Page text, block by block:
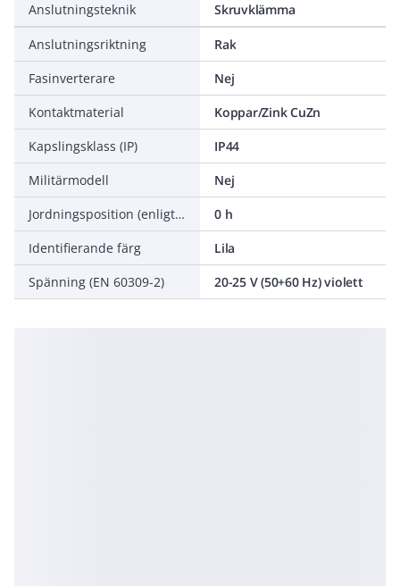
Anslutningsteknik
Skruvklämma
Anslutningsriktning
Rak
Fasinverterare
Nej
Kontaktmaterial
Koppar/Zink CuZn
Kapslingsklass (IP)
IP44
Militärmodell
Nej
Jordningsposition (enligt klockposition)
0 h
Identifierande färg
Lila
Spänning (EN 60309-2)
20-25 V (50+60 Hz) violett